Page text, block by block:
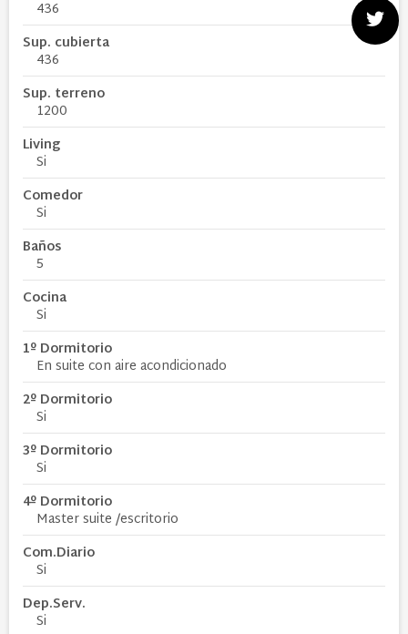
436
Sup. cubierta
436
Sup. terreno
1200
Living
Si
Comedor
Si
Baños
5
Cocina
Si
1º Dormitorio
En suite con aire acondicionado
2º Dormitorio
Si
3º Dormitorio
Si
4º Dormitorio
Master suite /escritorio
Com.Diario
Si
Dep.Serv.
Si